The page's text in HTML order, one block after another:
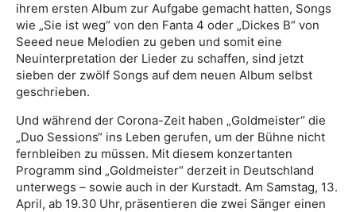
ihrem ersten Album zur Aufgabe gemacht hatten, Songs
wie „Sie ist weg“ von den Fanta 4 oder „Dickes B“ von
Seeed neue Melodien zu geben und somit eine
Neuinterpretation der Lieder zu schaffen, sind jetzt
sieben der zwölf Songs auf dem neuen Album selbst
geschrieben.
Und während der Corona-Zeit haben „Goldmeister“ die
„Duo Sessions“ ins Leben gerufen, um der Bühne nicht
fernbleiben zu müssen. Mit diesem konzertanten
Programm sind „Goldmeister“ derzeit in Deutschland
unterwegs – sowie auch in der Kurstadt. Am Samstag, 13.
April, ab 19.30 Uhr, präsentieren die zwei Sänger einen